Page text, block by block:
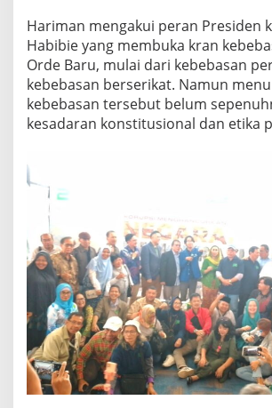
a
l
a
r
i
1
9
7
Hariman mengakui peran Presiden
Habibie yang membuka kran
Orde Baru, mulai dari kebebasan
kebebasan berserikat. Namun
kebebasan tersebut belum
kesadaran konstitusional dan etika